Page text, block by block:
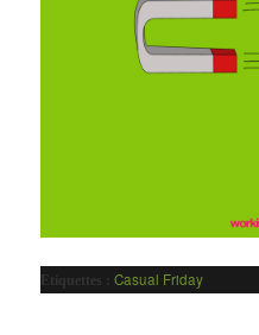
Etiquettes : Casual Friday